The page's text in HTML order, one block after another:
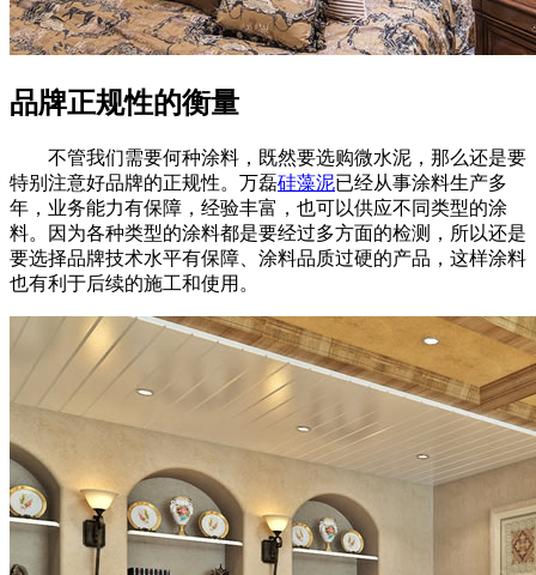
品牌正规性的衡量
不管我们需要何种涂料，既然要选购微水泥，那么还是要
特别注意好品牌的正规性。万磊硅藻泥已经从事涂料生产多
年，业务能力有保障，经验丰富，也可以供应不同类型的涂
料。因为各种类型的涂料都是要经过多方面的检测，所以还是
要选择品牌技术水平有保障、涂料品质过硬的产品，这样涂料
也有利于后续的施工和使用。